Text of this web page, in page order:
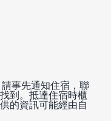
事先通知住宿，聯
到。抵達住宿時櫃
的資訊可能經由自